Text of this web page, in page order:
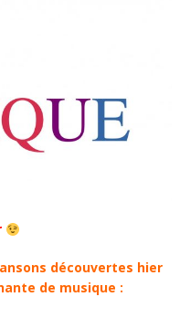
découvertes hier
de musique :